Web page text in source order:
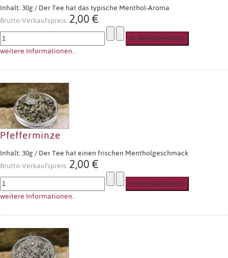
Inhalt: 30g / Der Tee hat das typische Menthol-Aroma
Brutto-Verkaufspreis:2,00 €
weitere Informationen..
Pfefferminze
Inhalt: 30g / Der Tee hat einen frischen Mentholgeschmack
Brutto-Verkaufspreis:2,00 €
weitere Informationen..